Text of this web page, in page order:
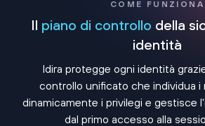
COME FUNZIONA
Il piano di controllo della
identità
Idira protegge ogni identità
controllo unificato che individua i
dinamicamente i privilegi e gestisce
dal primo accesso alla